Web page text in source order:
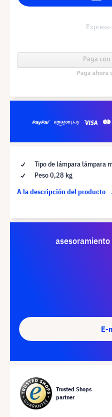
Tipo de lámpara lámpara
Peso 0,28 kg
A la descripción del producto
E-
Trusted Shops
partner